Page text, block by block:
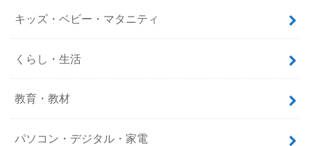
キッズ・ベビー・マタニティ
くらし・生活
教育・教材
パソコン・デジタル・家電